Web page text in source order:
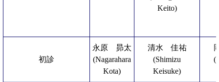
Keito)
初診
永原 昴太
(Nagarahara
Kota)
清水 佳祐
(Shimizu
Keisuke)